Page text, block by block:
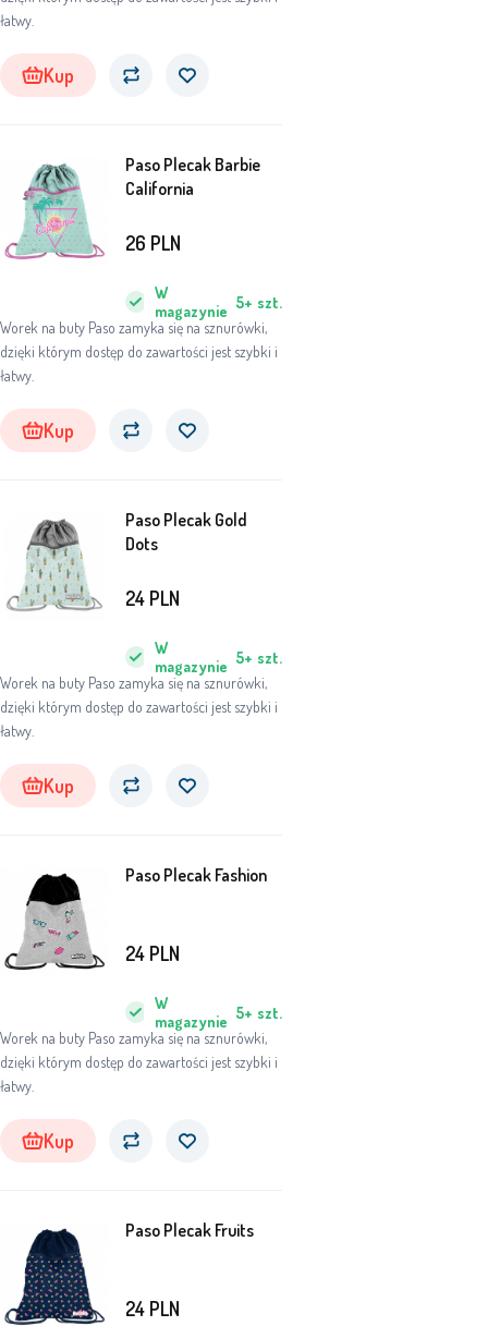
łatwy.
Kup
Paso Plecak Barbie
California
Worek na buty Paso zamyka się na sznurówki,
dzięki którym dostęp do zawartości jest szybki i
łatwy.
W
magazynie 5+ szt.
26 PLN
Kup
Paso Plecak Gold
Dots
Worek na buty Paso zamyka się na sznurówki,
dzięki którym dostęp do zawartości jest szybki i
łatwy.
W
magazynie 5+ szt.
24 PLN
Kup
Paso Plecak Fashion
Worek na buty Paso zamyka się na sznurówki,
dzięki którym dostęp do zawartości jest szybki i
łatwy.
W
magazynie 5+ szt.
24 PLN
Kup
Paso Plecak Fruits
24 PLN